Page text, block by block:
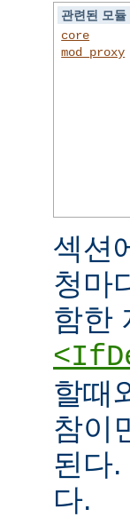
관련된 모듈
core
mod_proxy
섹션
청마
함한
할때
참이
된다
다.